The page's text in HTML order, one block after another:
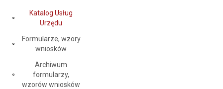
Katalog Usług
Urzędu
Formularze, wzory
wniosków
Archiwum
formularzy,
wzorów wniosków